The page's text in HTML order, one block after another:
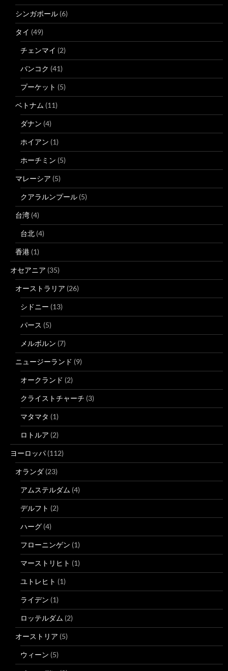
シンガポール (6)
タイ (49)
チェンマイ (2)
バンコク (41)
プーケット (5)
ベトナム (11)
ダナン (4)
ホイアン (1)
ホーチミン (5)
マレーシア (5)
クアラルンプール (5)
台湾 (4)
台北 (4)
香港 (1)
オセアニア (35)
オーストラリア (26)
シドニー (13)
パース (5)
メルボルン (7)
ニュージーランド (9)
オークランド (2)
クライストチャーチ (3)
マタマタ (1)
ロトルア (2)
ヨーロッパ (112)
オランダ (23)
アムステルダム (4)
デルフト (2)
ハーグ (4)
フローニンゲン (1)
マーストリヒト (1)
ユトレヒト (1)
ライデン (1)
ロッテルダム (2)
オーストリア (5)
ウィーン (5)